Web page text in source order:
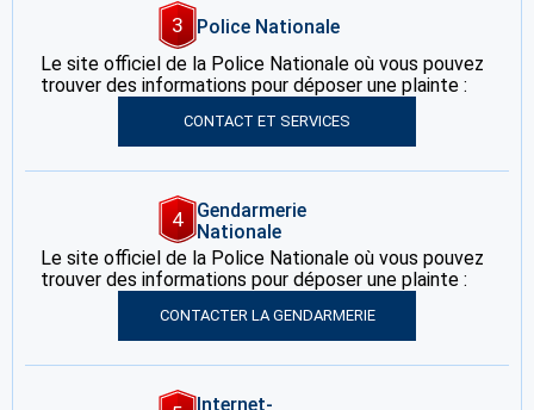
3
Police Nationale
Le site officiel de la Police Nationale où vous pouvez
trouver des informations pour déposer une plainte :
CONTACT ET SERVICES
4
Gendarmerie
Nationale
Le site officiel de la Police Nationale où vous pouvez
trouver des informations pour déposer une plainte :
CONTACTER LA GENDARMERIE
Internet-